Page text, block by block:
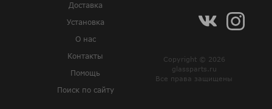
Доставка
Установка
О нас
Контакты
Помощь
Поиск по сайту
Copyright © 2026
glassparts.ru
Все права защищены